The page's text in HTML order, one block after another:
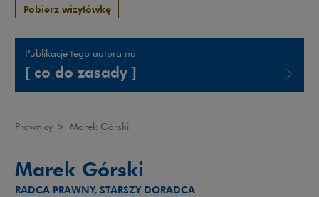
Pobierz wizytówkę
Publikacje tego autora na
[ co do zasady ]
Prawnicy > Marek Górski
Marek Górski
RADCA PRAWNY, STARSZY DORADCA